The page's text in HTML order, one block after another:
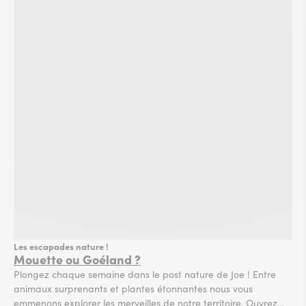
Mouette ou Goéland ?
Les escapades nature !
Plongez chaque semaine dans le post nature de Joe ! Entre
animaux surprenants et plantes étonnantes nous vous
emmenons explorer les merveilles de notre territoire. Ouvrez